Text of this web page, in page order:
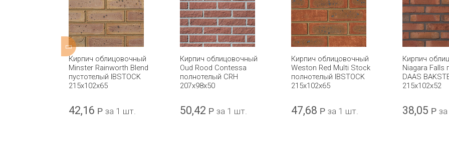
Кирпич облицовочный
Minster Rainworth Blend
пустотелый IBSTOCK
215x102x65
42,16 Р за 1 шт.
Кирпич облицовочный
Oud Rood Contessa
полнотелый CRH
207x98x50
50,42 Р за 1 шт.
Кирпич облицовочный
Weston Red Multi Stock
полнотелый IBSTOCK
215x102x65
47,68 Р за 1 шт.
Кирпич
Niagara Falls
DAAS
215x102x52
38,05 Р